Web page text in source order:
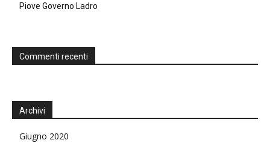
Piove Governo Ladro
Commenti recenti
Archivi
Giugno 2020